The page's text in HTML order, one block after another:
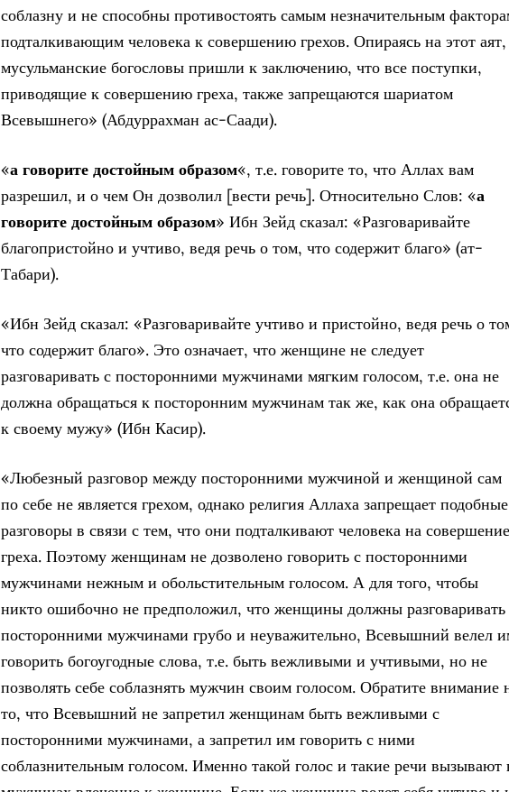
соблазну и не способны противостоять самым незначительным
подталкивающим человека к совершению грехов. Опираясь на этот аят,
мусульманские богословы пришли к заключению, что все поступки,
приводящие к совершению греха, также запрещаются шариатом
Всевышнего» (Абдуррахман ас-Саади).
«а говорите достойным образом«, т.е. говорите то, что Аллах вам
разрешил, и о чем Он дозволил [вести речь]. Относительно Слов: «а
говорите достойным образом» Ибн Зейд сказал: «Разговаривайте
благопристойно и учтиво, ведя речь о том, что содержит благо» (ат-
Табари).
«Ибн Зейд сказал: «Разговаривайте учтиво и пристойно, ведя речь о
что содержит благо». Это означает, что женщине не следует
разговаривать с посторонними мужчинами мягким голосом, т.е. она не
должна обращаться к посторонним мужчинам так же, как она
к своему мужу» (Ибн Касир).
«Любезный разговор между посторонними мужчиной и женщиной сам
по себе не является грехом, однако религия Аллаха запрещает подобные
разговоры в связи с тем, что они подталкивают человека на совершение
греха. Поэтому женщинам не дозволено говорить с посторонними
мужчинами нежным и обольстительным голосом. А для того, чтобы
никто ошибочно не предположил, что женщины должны разговаривать
посторонними мужчинами грубо и неуважительно, Всевышний велел
говорить богоугодные слова, т.е. быть вежливыми и учтивыми, но не
позволять себе соблазнять мужчин своим голосом. Обратите внимание
то, что Всевышний не запретил женщинам быть вежливыми с
посторонними мужчинами, а запретил им говорить с ними
соблазнительным голосом. Именно такой голос и такие речи вызывают